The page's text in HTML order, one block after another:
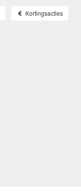
Kortingsacties